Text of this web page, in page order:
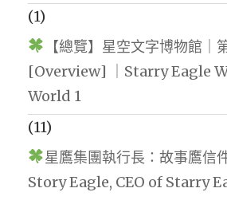
(1)
【總覽】星空文字博物館｜
[Overview] ｜Starry Eagle
World 1
(11)
星鷹集團執行長：故事鷹
Story Eagle, CEO of Starry